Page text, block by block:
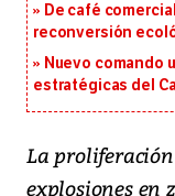
De café
reconversión
Nuevo comando
estratégicas del
La
explosiones en